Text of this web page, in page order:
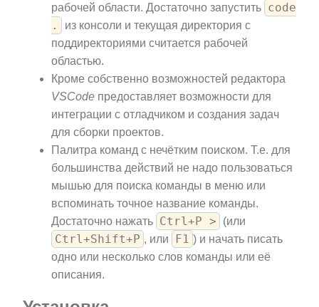
рабочей области. Достаточно запустить code
.
из консоли и текущая директория с
поддиректориями считается рабочей
областью.
Кроме собственно возможностей редактора
VSCode предоставляет возможности для
интеграции с отладчиком и создания задач
для сборки проектов.
Палитра команд с нечётким поиском. Т.е. для
большинства действий не надо пользоваться
мышью для поиска команды в меню или
вспоминать точное название команды.
Достаточно нажать Ctrl+P > (или
Ctrl+Shift+P , или F1 ) и начать писать
одно или несколько слов команды или её
описания.